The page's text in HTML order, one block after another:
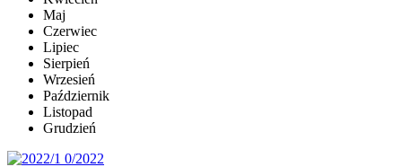
Maj
Czerwiec
Lipiec
Sierpień
Wrzesień
Październik
Listopad
Grudzień